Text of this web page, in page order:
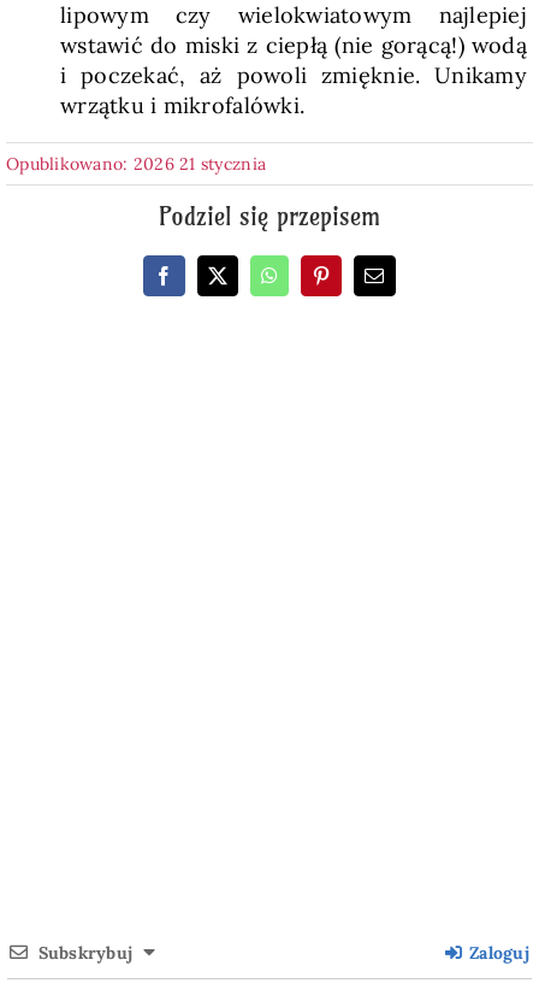
lipowym czy wielokwiatowym najlepiej
wstawić do miski z ciepłą (nie gorącą!) wodą
i poczekać, aż powoli zmięknie. Unikamy
wrzątku i mikrofalówki.
Opublikowano: 2026 21 stycznia
Podziel się przepisem
Subskrybuj Zaloguj